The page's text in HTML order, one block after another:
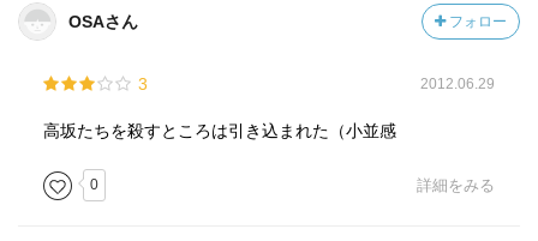
OSAさん フォロー
3 2012.06.29
高坂たちを殺すところは引き込まれた（小並感
0 詳細をみる